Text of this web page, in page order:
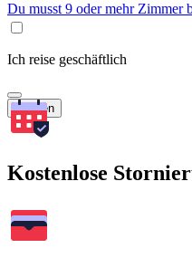
Du musst 9 oder mehr Zimmer
Ich reise geschäftlich
Suchen
Kostenlose